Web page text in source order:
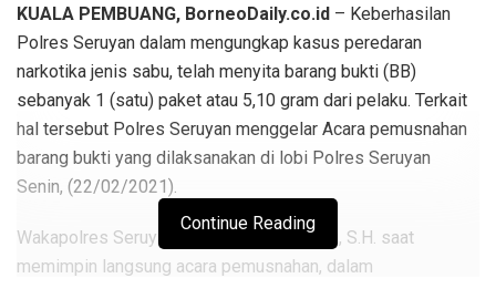
KUALA PEMBUANG, BorneoDaily.co.id – Keberhasilan
Polres Seruyan dalam mengungkap kasus peredaran
narkotika jenis sabu, telah menyita barang bukti (BB)
sebanyak 1 (satu) paket atau 5,10 gram dari pelaku. Terkait
hal tersebut Polres Seruyan menggelar Acara pemusnahan
barang bukti yang dilaksanakan di lobi Polres Seruyan
Senin, (22/02/2021).
Wakapolres Seruyan Kompol Imam Riyadi, S.H. saat
memimpin langsung acara pemusnahan, dalam
Continue Reading